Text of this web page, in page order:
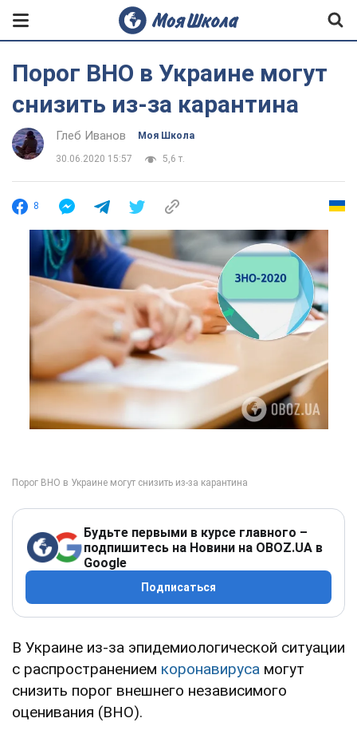
Порог ВНО в Украине могут
снизить из-за карантина
Глеб Иванов Моя Школа
30.06.2020 15:57 5,6 т.
8
Будьте первыми в курсе главного –
подпишитесь на Новини на OBOZ.UA в
Google
Подписаться
В Украине из-за эпидемиологической ситуации
с распространением коронавируса могут
снизить порог внешнего независимого
оценивания (ВНО).